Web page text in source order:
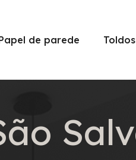
de parede Toldos